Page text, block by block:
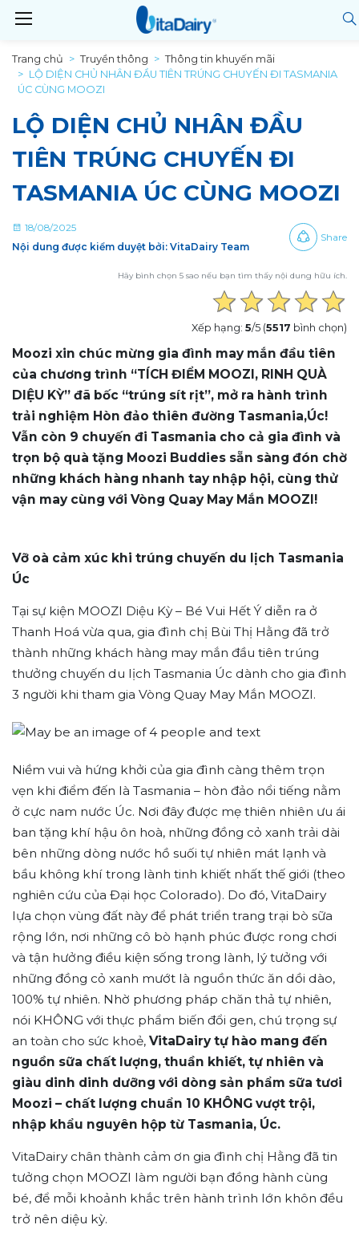
Trang chủ Truyền thông
Thông tin khuyến mãi
LỘ DIỆN CHỦ NHÂN ĐẦU TIÊN TRÚNG CHUYẾN ĐI TASMANIA
ÚC CÙNG MOOZI
LỘ DIỆN CHỦ NHÂN ĐẦU
TIÊN TRÚNG CHUYẾN ĐI
TASMANIA ÚC CÙNG MOOZI
18/08/2025
Nội dung được kiểm duyệt bởi: VitaDairy Team
Share
Hãy bình chọn 5 sao nếu bạn tìm thấy nội dung hữu ích.
Xếp hạng: 5/5 (5517 bình chọn)
Moozi xin chúc mừng gia đình may mắn đầu tiên
của chương trình “TÍCH ĐIỂM MOOZI, RINH QUÀ
DIỆU KỲ” đã bốc “trúng sít rịt”, mở ra hành trình
trải nghiệm Hòn đảo thiên đường Tasmania,Úc!
Vẫn còn 9 chuyến đi Tasmania cho cả gia đình và
trọn bộ quà tặng Moozi Buddies sẵn sàng đón chờ
những khách hàng nhanh tay nhập hội, cùng thử
vận may cùng với Vòng Quay May Mắn MOOZI!
Vỡ oà cảm xúc khi trúng chuyến du lịch Tasmania
Úc
Tại sự kiện MOOZI Diệu Kỳ – Bé Vui Hết Ý diễn ra ở
Thanh Hoá vừa qua, gia đình chị Bùi Thị Hằng đã trở
thành những khách hàng may mắn đầu tiên trúng
thưởng chuyến du lịch Tasmania Úc dành cho gia đình
3 người khi tham gia Vòng Quay May Mắn MOOZI.
Niềm vui và hứng khởi của gia đình càng thêm trọn
vẹn khi điểm đến là Tasmania – hòn đảo nổi tiếng nằm
ở cực nam nước Úc. Nơi đây được mẹ thiên nhiên ưu ái
ban tặng khí hậu ôn hoà, những đồng cỏ xanh trải dài
bên những dòng nước hồ suối tự nhiên mát lạnh và
bầu không khí trong lành tinh khiết nhất thế giới (theo
nghiên cứu của Đại học Colorado). Do đó, VitaDairy
lựa chọn vùng đất này để phát triển trang trại bò sữa
rộng lớn, nơi những cô bò hạnh phúc được rong chơi
và tận hưởng điều kiện sống trong lành, lý tưởng với
những đồng cỏ xanh mướt là nguồn thức ăn dồi dào,
100% tự nhiên. Nhờ phương pháp chăn thả tự nhiên,
nói KHÔNG với thực phẩm biến đổi gen, chú trọng sự
an toàn cho sức khoẻ, VitaDairy tự hào mang đến
nguồn sữa chất lượng, thuần khiết, tự nhiên và
giàu dinh dinh dưỡng với dòng sản phẩm sữa tươi
Moozi – chất lượng chuẩn 10 KHÔNG vượt trội,
nhập khẩu nguyên hộp từ Tasmania, Úc.
VitaDairy chân thành cảm ơn gia đình chị Hằng đã tin
tưởng chọn MOOZI làm người bạn đồng hành cùng
bé, để mỗi khoảnh khắc trên hành trình lớn khôn đều
trở nên diệu kỳ.